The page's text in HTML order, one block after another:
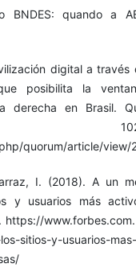
BNDES: quando a
digital a través
posibilita la
derecha en Brasil.
102-
quorum/article/view/
I. (2018). A un
y usuarios más
https://
sitios-y-usuarios-mas-